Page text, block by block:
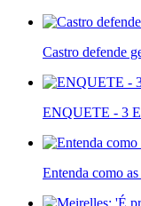
Castro defende
ENQUETE - 3
Entenda como